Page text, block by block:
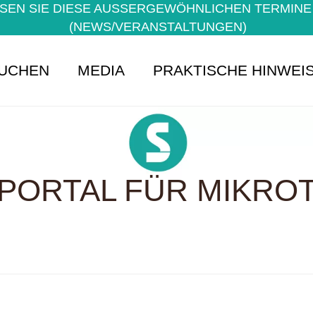
SIE DIESE AUSSERGEWÖHNLICHEN TERMINE
NEWS/VERANSTALTUNGEN)
MEDIA PRAKTISCHE
FÜR